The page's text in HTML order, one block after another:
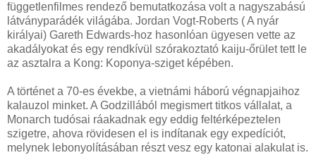
függetlenfilmes rendező bemutatkozása volt a nagyszabású
látványparádék világába. Jordan Vogt-Roberts ( A nyár
királyai) Gareth Edwards-hoz hasonlóan ügyesen vette az
akadályokat és egy rendkívül szórakoztató kaiju-őrület tett le
az asztalra a Kong: Koponya-sziget képében.
A történet a 70-es évekbe, a vietnámi háború végnapjaihoz
kalauzol minket. A Godzillából megismert titkos vállalat, a
Monarch tudósai ráakadnak egy eddig feltérképeztelen
szigetre, ahova rövidesen el is indítanak egy expedíciót,
melynek lebonyolításában részt vesz egy katonai alakulat is.